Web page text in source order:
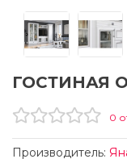
ГОСТИНАЯ
0
Производитель: